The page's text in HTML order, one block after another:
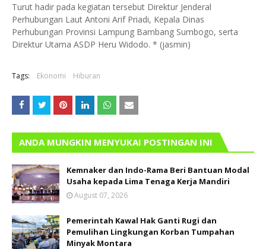
Turut hadir pada kegiatan tersebut Direktur Jenderal
Perhubungan Laut Antoni Arif Priadi, Kepala Dinas
Perhubungan Provinsi Lampung Bambang Sumbogo, serta
Direktur Utama ASDP Heru Widodo. * (jasmin)
Tags: Ekonomi Hiburan
ANDA MUNGKIN MENYUKAI POSTINGAN INI
Kemnaker dan Indo-Rama Beri Bantuan Modal
Usaha kepada Lima Tenaga Kerja Mandiri
August 07, 2026
Pemerintah Kawal Hak Ganti Rugi dan
Pemulihan Lingkungan Korban Tumpahan
Minyak Montara